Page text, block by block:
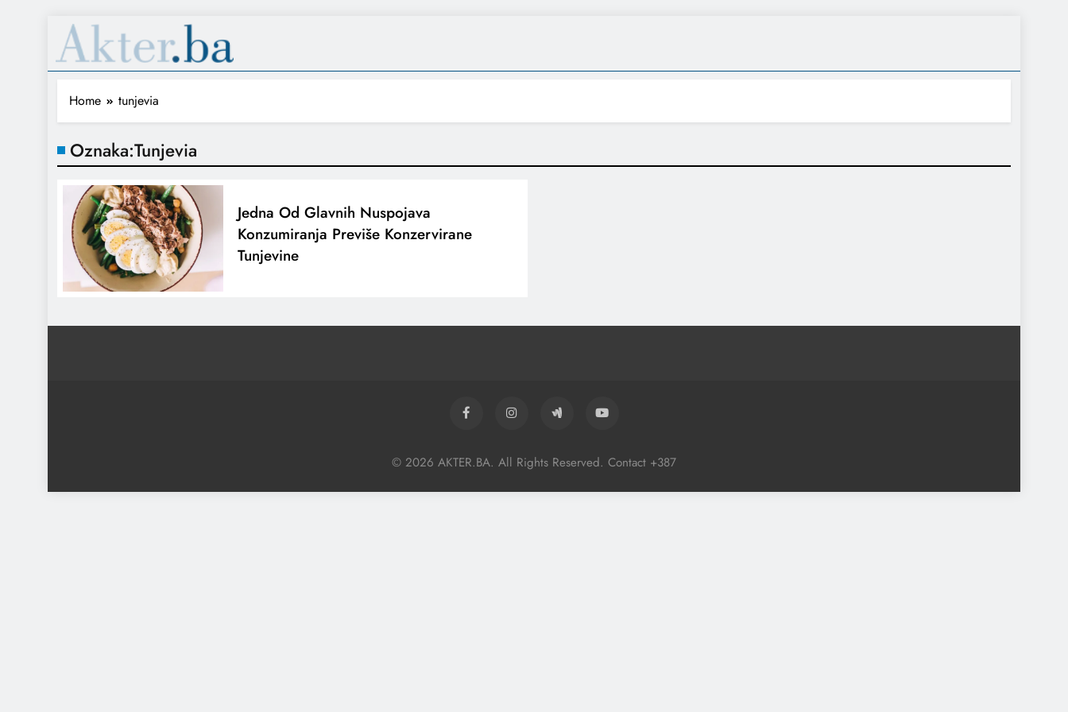
Home tunjevia
Oznaka:Tunjevia
Jedna Od Glavnih Nuspojava
Konzumiranja Previše Konzervirane
Tunjevine
© 2026 AKTER.BA. All Rights Reserved. Contact +387